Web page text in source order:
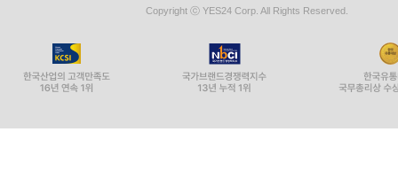
Copyright ⓒ YES24 Corp. All Rights Reserved.